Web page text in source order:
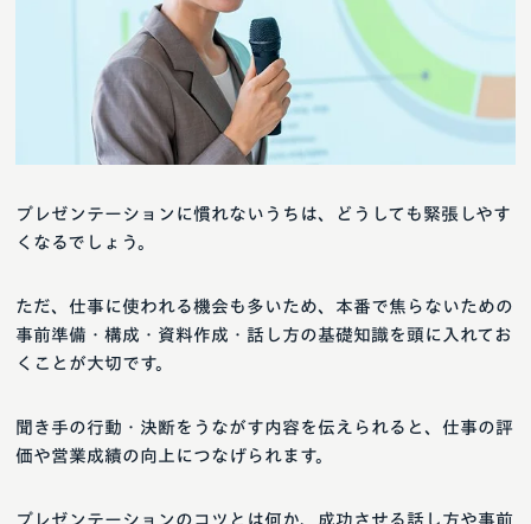
プレゼンテーションのコツとは何か、成功させる話し方や事前
聞き手の行動・決断をうながす内容を伝えられると、仕事の評
価や営業成績の向上につなげられます。
ただ、仕事に使われる機会も多いため、本番で焦らないための
事前準備・構成・資料作成・話し方の基礎知識を頭に入れてお
くことが大切です。
プレゼンテーションに慣れないうちは、どうしても緊張しやす
くなるでしょう。